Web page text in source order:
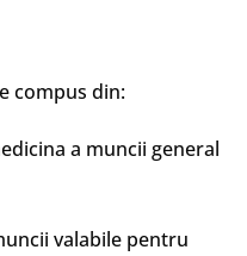
compus din:
a muncii general
valabile pentru